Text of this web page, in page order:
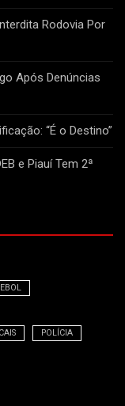
Rodovia Por
Após Denúncias
“É o Destino”
e Piauí Tem 2ª
POLÍCIA